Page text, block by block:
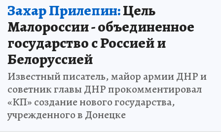
Захар Прилепин:Цель
Малороссии - объединенное
государство с Россией и
Белоруссией
Известный писатель, майор армии ДНР и
советник главы ДНР прокомментировал
«КП» создание нового государства,
учрежденного в Донецке